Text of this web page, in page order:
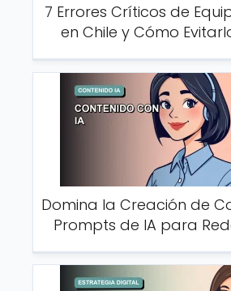
7 Errores Críticos de
en Chile y Cómo
Domina la Creación de
Prompts de IA para